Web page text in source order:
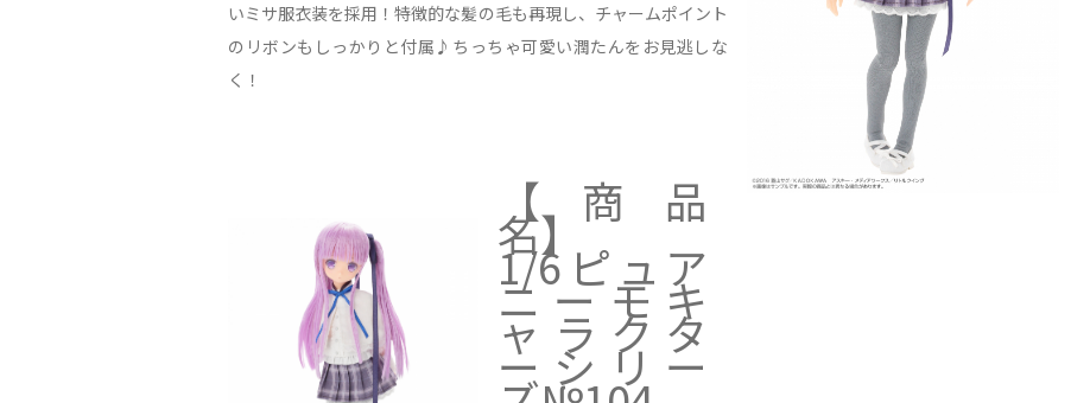
いミサ服衣装を採用！特徴的な髪の毛も再現し、チャームポイント
のリボンもしっかりと付属♪ちっちゃ可愛い潤たんをお見逃しな
く！
【商品
名】
1/6ピュア
ニーモキ
ャラクタ
ーシリー